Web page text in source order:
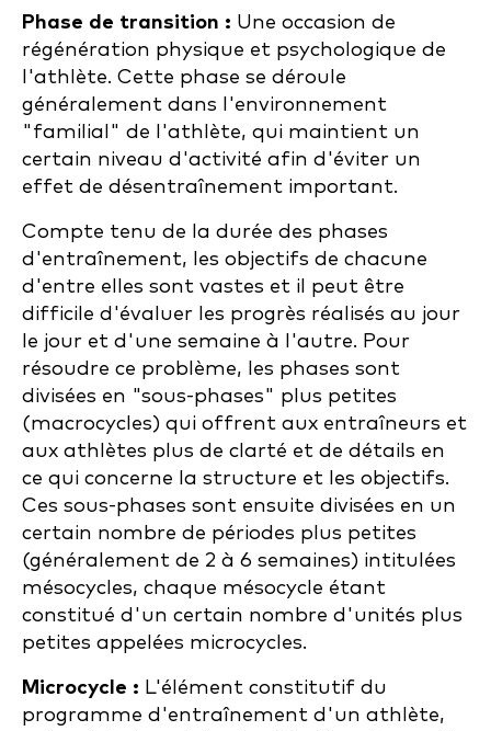
Phase de transition : Une occasion de
régénération physique et psychologique de
l'athlète. Cette phase se déroule
généralement dans l'environnement
"familial" de l'athlète, qui maintient un
certain niveau d'activité afin d'éviter un
effet de désentraînement important.
Compte tenu de la durée des phases
d'entraînement, les objectifs de chacune
d'entre elles sont vastes et il peut être
difficile d'évaluer les progrès réalisés au jour
le jour et d'une semaine à l'autre. Pour
résoudre ce problème, les phases sont
divisées en "sous-phases" plus petites
(macrocycles) qui offrent aux entraîneurs et
aux athlètes plus de clarté et de détails en
ce qui concerne la structure et les objectifs.
Ces sous-phases sont ensuite divisées en un
certain nombre de périodes plus petites
(généralement de 2 à 6 semaines) intitulées
mésocycles, chaque mésocycle étant
constitué d'un certain nombre d'unités plus
petites appelées microcycles.
Microcycle : L'élément constitutif du
programme d'entraînement d'un athlète,